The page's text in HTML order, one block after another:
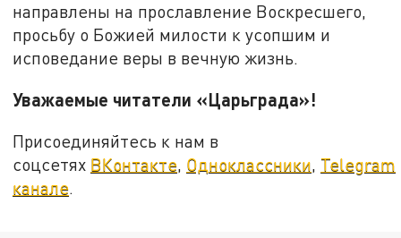
направлены на прославление Воскресшего,
просьбу о Божией милости к усопшим и
исповедание веры в вечную жизнь.
Уважаемые читатели «Царьграда»!
Присоединяйтесь к нам в
соцсетях ВКонтакте Одноклассники Telegram
канале